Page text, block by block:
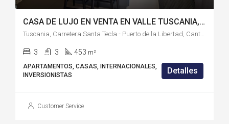
CASA DE LUJO EN VENTA EN VALLE TUSCANIA, ZARAGOZA CON APARTAMENTO INDEPENDIENTE-LB626JA
Tuscania, Carretera Santa Tecla - Puerto de la Libertad, Cantón El Barrillo, Residencial Los Sueños, Zaragoza, La Libertad Este, La Libertad, 1114, El Salvador
3 3 453 m²
APARTAMENTOS, CASAS, INTERNACIONALES,
INVERSIONISTAS
Detalles
Customer Service